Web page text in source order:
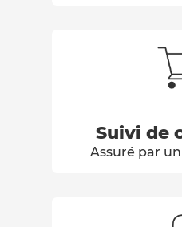
Suivi de
Assuré par